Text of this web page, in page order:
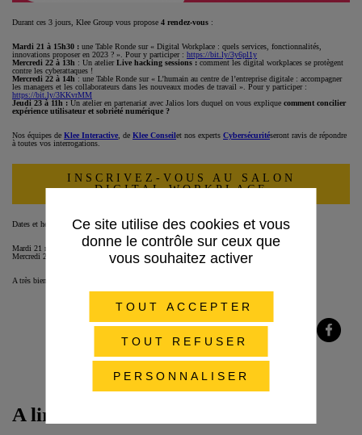
Durant ces 3 jours, Klee Group vous propose 4 rendez-vous :
Mardi 21 à 15h30 : une Table Ronde sur « Digital Workplace : quels services, fonctionnalités,
innovations proposer en 2023 ? ». Pour y participer : https://bit.ly/3y6pl1y
Mercredi 22 à 13h : Un atelierLive hacking sessions : comment les digital workplaces se protègent
contre les cyberattaques !
Mercredi 22 à 14h : une Table Ronde sur « L’humain au centre de l’entreprise digitale : accompagner
les managers et les collaborateurs dans les nouveaux modes de travail ». Pour y participer :
https://bit.ly/3KKvrMM
Jeudi 23 à 11h : Un atelier en partenariat avec Jalios lors duquel on vous explique comment concilier
expérience utilisateur et sobriété numérique ?
Nos équipes de Klee Interactive , de Klee Conseilet nos experts Cybersécuritéseront ravis de répondre
à toutes vos interrogations.
INSCRIVEZ-VOUS AU SALON
DIGITAL WORKPLACE
Dates et heures d’ouverture du salon :
Mardi 21 mars 2023 de 14h à 18h30
Mercredi 22 & jeudi 23 mars 2023 de 9h30 à 18h
A très bientôt !
Partager
Twitter
A lire aussi
Ce site utilise des cookies et vous
donne le contrôle sur ceux que
vous souhaitez activer
TOUT ACCEPTER
TOUT REFUSER
PERSONNALISER